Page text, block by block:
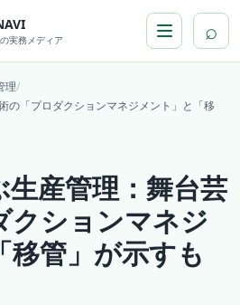
実務メディア ⌕
理/
の「プロダクションマネジメント」と「移
産管理：舞台芸
クションマネジ
移管」が示すも